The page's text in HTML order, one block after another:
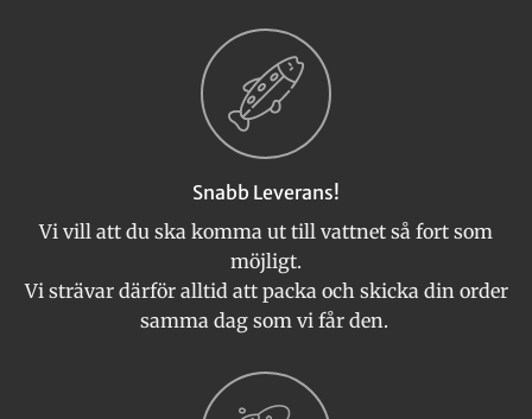
Snabb Leverans!
Vi vill att du ska komma ut till vattnet så fort som
möjligt.
Vi strävar därför alltid att packa och skicka din order
samma dag som vi får den.